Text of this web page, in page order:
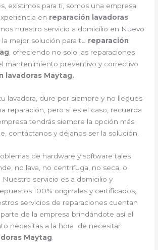
existimos para ti, somos una empresa
en reparación lavadoras
nuestro servicio a domicilio en Nuevo
mejor solución para tu reparación
, ofreciendo no solo las reparaciones
mantenimiento preventivo y correctivo
lavadoras Maytag.
lavadora, dure por siempre y no llegues
reparación, pero si es el caso, recuerda
tendrás siempre la opción más
contáctanos y déjanos ser la solución.
de hardware y software tales
no lava, no centrifuga, no seca, o
Nuestro servicio es a domicilio y
100% originales y certificados,
servicios de reparaciones cuentan
de la empresa brindándote así el
necesitas a la hora de necesitar
Maytag